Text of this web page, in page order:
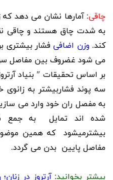
چاقی: آمارها نشان می دهد که
به شدت چاق هستند و چاقی
کند. وزن اضافی فشار بیشتری
می شود غضروف بین مفاصل
بر اساس تحقیقات " بنیاد
سه پوند فشاربیشتر به
به مفصل ران خود وارد می
شده اند تمایل به جمع
بیشترمیشود که همین
مفاصل پایین بدن می گردد.
بیشتر بخوانید:آرتروز در